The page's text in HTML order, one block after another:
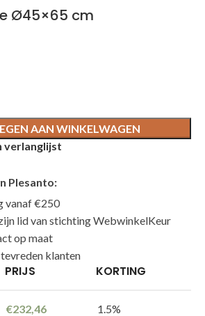
Ø45×65 cm
AAN WINKELWAGEN
verlanglijst
Plesanto:
vanaf €250
lid van stichting WebwinkelKeur
op maat
klanten
PRIJS KORTING
€232,46 1.5%